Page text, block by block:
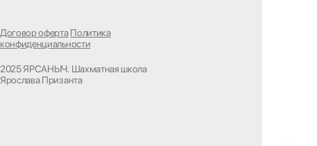
Договор оферта Политика
конфиденциальности
2025 ЯРСАНЫЧ. Шахматная школа
Ярослава Призанта